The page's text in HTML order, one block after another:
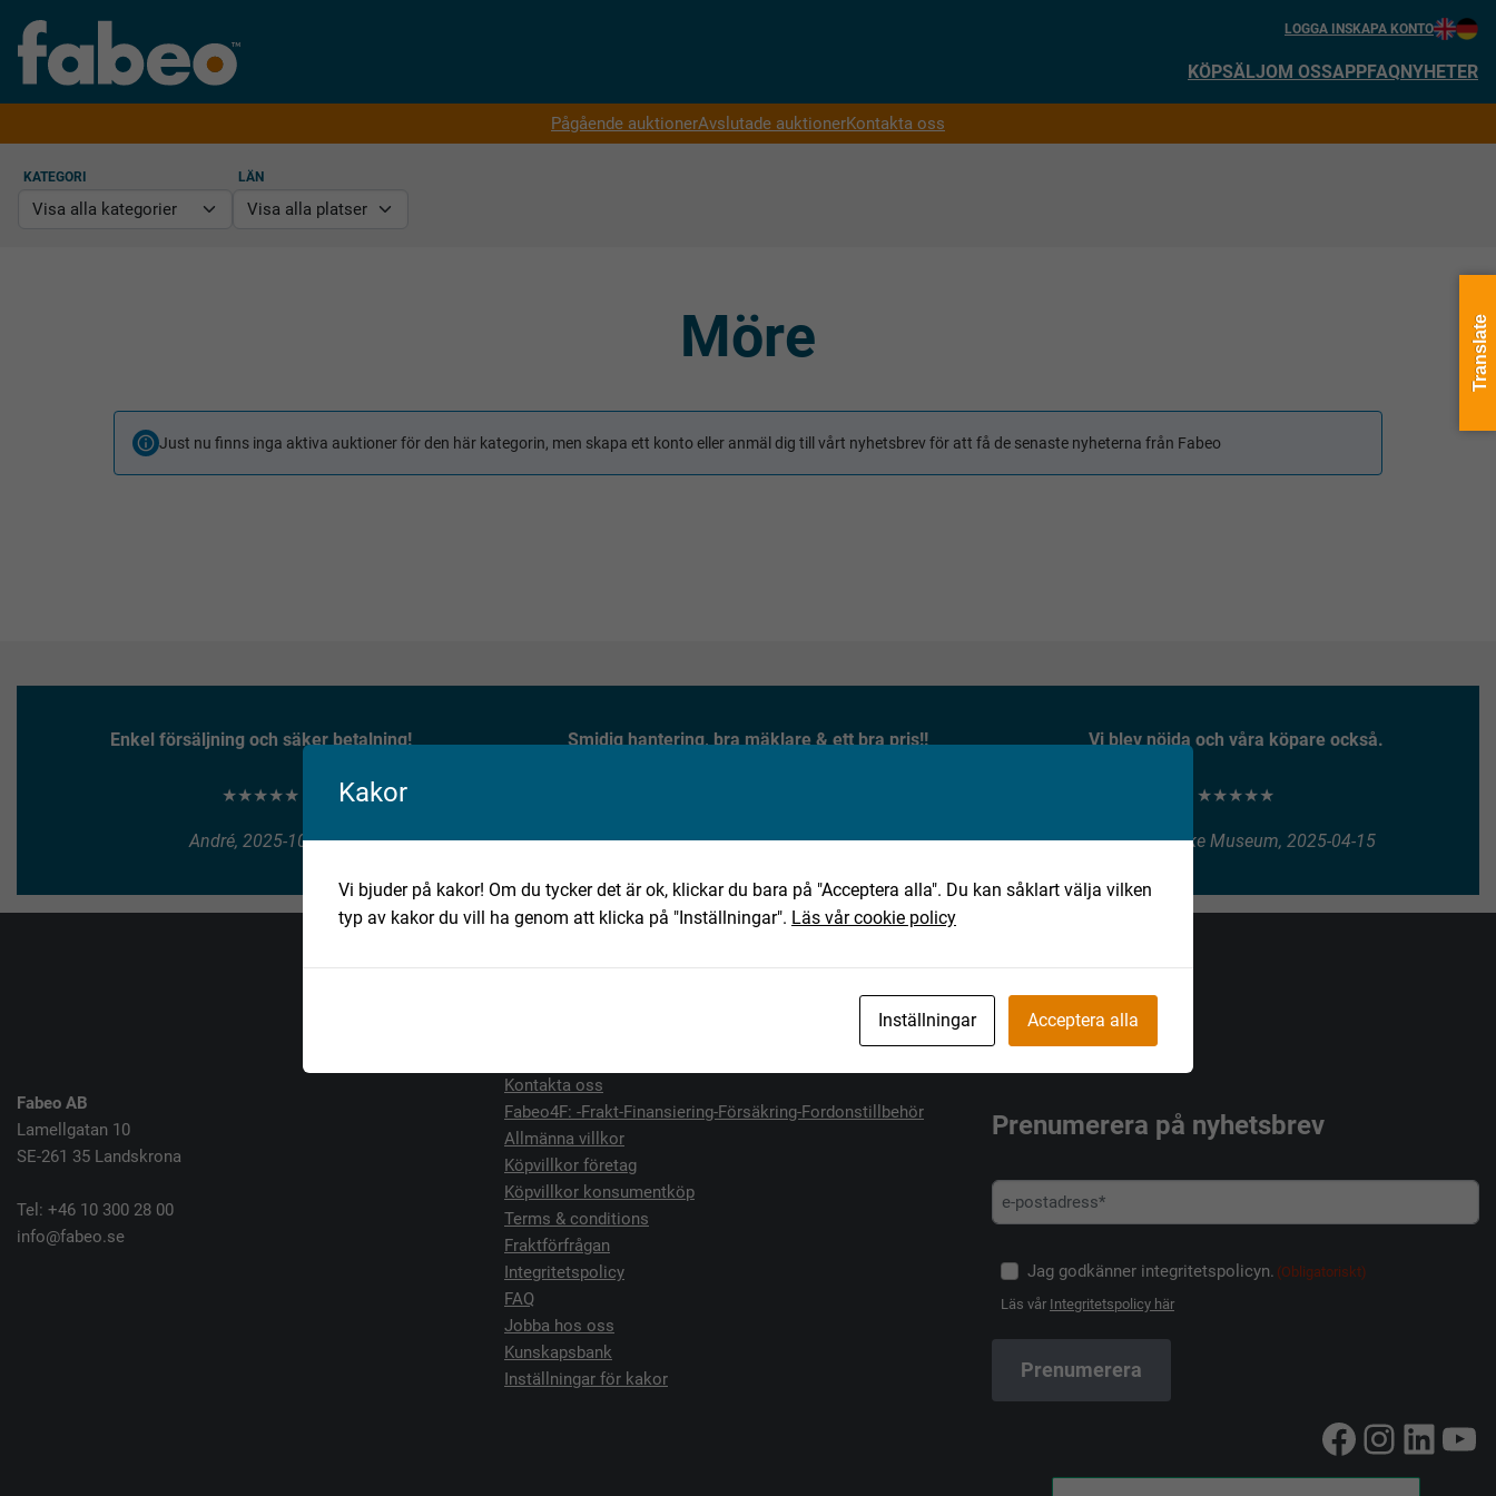
LOGGA INSKAPA KONTO
KÖPSÄLJOM OSSAPPFAQNYHETER
Pågående auktionerAvslutade auktionerKontakta oss
KATEGORI LÄN
Möre
Just nu finns inga aktiva auktioner för den här kategorin, men skapa ett konto eller anmäl dig till vårt nyhetsbrev för att få de senaste nyheterna från Fabeo
Enkel försäljning och säker betalning!
★★★★★
André, 2025-10-10
Smidig hantering, bra mäklare & ett bra pris!!
Jan, 2025-10-02
Vi blev nöjda och våra köpare också.
★★★★★
Henry Vitlycke Museum, 2025-04-15
Fabeo AB
Lamellgatan 10
SE-261 35 Landskrona
Tel: +46 10 300 28 00
info@fabeo.se
Kontakta oss
Fabeo4F: -Frakt-Finansiering-Försäkring-Fordonstillbehör
Allmänna villkor
Köpvillkor företag
Köpvillkor konsumentköp
Terms & conditions
Fraktförfrågan
Integritetspolicy
FAQ
Jobba hos oss
Kunskapsbank
Inställningar för kakor
Prenumerera på nyhetsbrev
Jag godkänner integritetspolicyn. (Obligatoriskt)
Läs vår Integritetspolicy här
Facebook
Kakor
Vi bjuder på kakor! Om du tycker det är ok, klickar du bara på "Acceptera alla". Du kan såklart välja vilken
typ av kakor du vill ha genom att klicka på "Inställningar". Läs vår cookie policy
Inställningar Acceptera alla
Translate